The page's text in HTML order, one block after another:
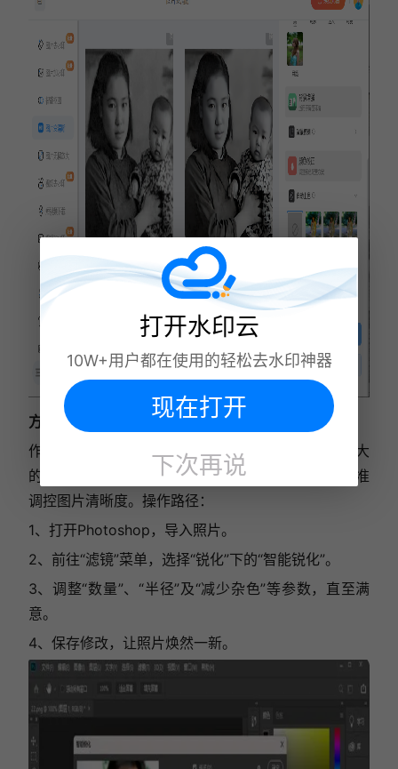
方法二：Photoshop——专业级清晰度调整
作为图像处理领域的佼佼者，Photoshop提供了强大
的“锐化”工具，包括智能锐化、高反差保留等，可精准
调控图片清晰度。操作路径：
1、打开Photoshop，导入照片。
2、前往“滤镜”菜单，选择“锐化”下的“智能锐化”。
3、调整“数量”、“半径”及“减少杂色”等参数，直至满
意。
4、保存修改，让照片焕然一新。
打开水印云
10W+用户都在使用的轻松去水印神器
现在打开
下次再说